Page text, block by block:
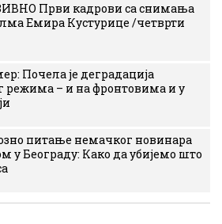
Први кадрови са снимања
Емира Кустурице /четврти
Почела је деградација
режима – и на фронтовима и у
питање немачког новинара
у Београду: Како да убијемо што